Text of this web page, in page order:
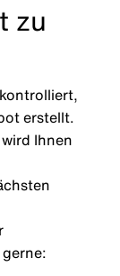
zu
erstellt.
Ihnen